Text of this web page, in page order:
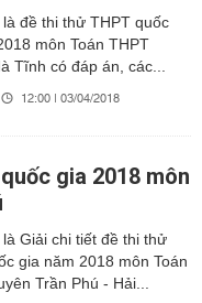
đề thi thử THPT quốc
môn Toán THPT
Tĩnh có đáp án, các...
12:00 | 03/04/2018
gia 2018 môn
Giải chi tiết đề thi thử
gia năm 2018 môn Toán
Trần Phú - Hải...